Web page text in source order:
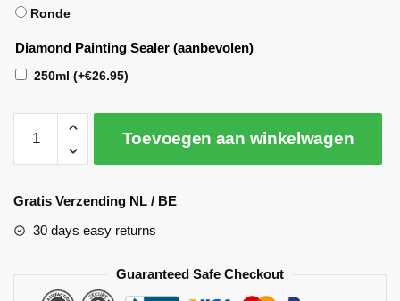
Ronde
Diamond Painting Sealer (aanbevolen)
250ml (+€26.95)
Toevoegen aan winkelwagen
l
e
Gratis Verzending NL / BE
30 days easy returns
Guaranteed Safe Checkout